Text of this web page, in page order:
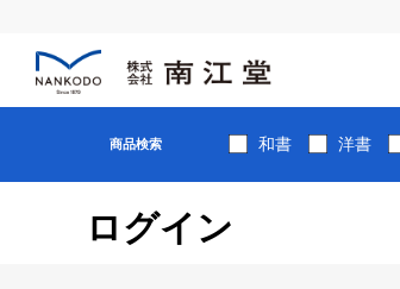
商品検索 和書 洋書
ログイン